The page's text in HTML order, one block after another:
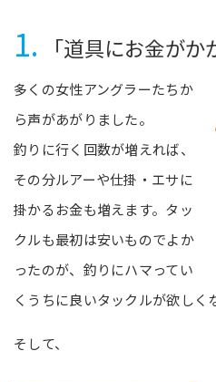
1. 「道具にお金がか
多くの女性アングラーたちか
ら声があがりました。
釣りに行く回数が増えれば、
その分ルアーや仕掛・エサに
掛かるお金も増えます。タッ
クルも最初は安いものでよか
ったのが、釣りにハマってい
くうちに良いタックルが欲しく
そして、